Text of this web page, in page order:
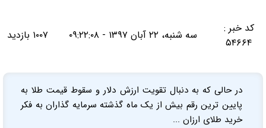
کد خبر :
۵۴۶۶۴
سه شنبه، ۲۲ آبان ۱۳۹۷ - ۰۹:۲۲:۰۸ ۱۰۰۷ بازدید
در حالی که به دنبال تقویت ارزش دلار و سقوط قیمت طلا به
پایین ترین رقم بیش از یک ماه گذشته سرمایه گذاران به فکر
خرید طلای ارزان ...